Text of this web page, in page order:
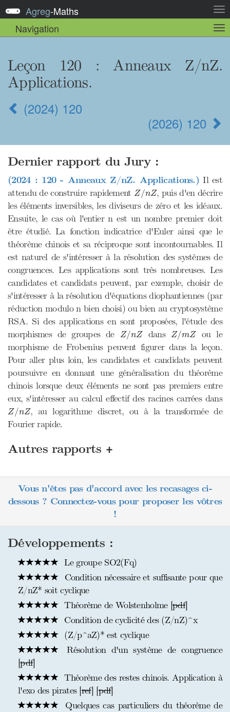
la
Agreg-Maths
Navigation
la
Leçon 120 : Anneaux Z/nZ.
Applications.
(2024) 120
(2026) 120
Dernier rapport du Jury :
(2024 : 120 - Anneaux Z/nZ. Applications.) Il est
attendu de construire rapidement Z/nZ
Z/n Z, puis d'en décrire
les éléments inversibles, les diviseurs de zéro et les idéaux.
Ensuite, le cas où l'entier n est un nombre premier doit
être étudié. La fonction indicatrice d'Euler ainsi que le
théorème chinois et sa réciproque sont incontournables. Il
est naturel de s'intéresser à la résolution des systèmes de
congruences. Les applications sont très nombreuses. Les
candidates et candidats peuvent, par exemple, choisir de
s'intéresser à la résolution d'équations diophantiennes (par
réduction modulo n bien choisi) ou bien au cryptosystème
RSA. Si des applications en sont proposées, l'étude des
morphismes de groupes de
Z/nZ
Z/n Zdans Z/mZ
Z/m Z
ou le
morphisme de Frobenius peuvent figurer dans la leçon.
Pour aller plus loin, les candidates et candidats peuvent
poursuivre en donnant une généralisation du théorème
chinois lorsque deux éléments ne sont pas premiers entre
eux, s'intéresser au calcul effectif des racines carrées dans
Z/nZ
Z/n Z, au logarithme discret, ou à la transformée de
Fourier rapide.
Autres rapports +
Vous n'êtes pas d'accord avec les recasages ci-
dessous ? Connectez-vous pour proposer les vôtres
!
Développements :
Le groupe SO2(Fq)
Condition nécessaire et suffisante pour que
Z/nZ* soit cyclique
Théorème de Wolstenholme [pdf]
Condition de cyclicité des (Z/nZ)^x
(Z/p^aZ)* est cyclique
Résolution d'un système de congruence
[pdf]
Théorème des restes chinois. Application à
l'exo des pirates [ref] [pdf]
Quelques cas particuliers du théorème de